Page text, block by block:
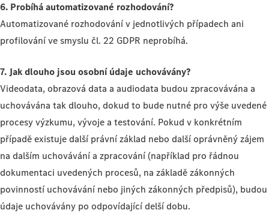
6. Probíhá automatizované rozhodování?
Automatizované rozhodování v jednotlivých případech ani
profilování ve smyslu čl. 22 GDPR neprobíhá.
7. Jak dlouho jsou osobní údaje uchovávány?
Videodata, obrazová data a audiodata budou zpracovávána a
uchovávána tak dlouho, dokud to bude nutné pro výše uvedené
procesy výzkumu, vývoje a testování. Pokud v konkrétním
případě existuje další právní základ nebo další oprávněný zájem
na dalším uchovávání a zpracování (například pro řádnou
dokumentaci uvedených procesů, na základě zákonných
povinností uchovávání nebo jiných zákonných předpisů), budou
údaje uchovávány po odpovídající delší dobu.